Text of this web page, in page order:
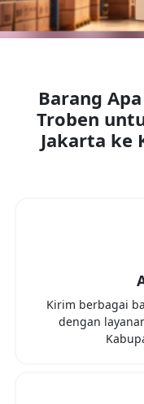
Barang
Troben
Jakarta ke
Kirim berbagai
dengan